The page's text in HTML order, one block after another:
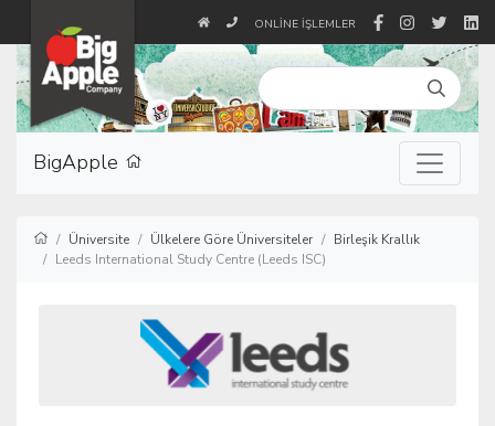
ONLINE İŞLEMLER
BigApple
Üniversite Ülkelere Göre Üniversiteler
Birleşik Krallık
Leeds International Study Centre (Leeds ISC)